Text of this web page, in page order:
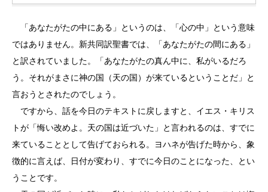
「あなたがたの中にある」というのは、「心の中」という意味
ではありません。新共同訳聖書では、「あなたがたの間にある」
と訳されていました。「あなたがたの真ん中に、私がいるだろ
う。それがまさに神の国（天の国）が来ているということだ」と
言おうとされたのでしょう。
ですから、話を今日のテキストに戻しますと、イエス・キリス
トが「悔い改めよ。天の国は近づいた」と言われるのは、すでに
来ていることとして告げておられる。ヨハネが告げた時から、象
徴的に言えば、日付が変わり、すでに今日のことになった、とい
うことです。